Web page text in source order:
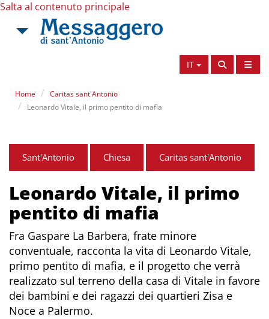
Salta al contenuto principale
IT
Home
Caritas sant'Antonio
Leonardo Vitale, il primo pentito di mafia
Sant'Antonio Chiesa Caritas sant'Antonio
Leonardo Vitale, il primo
pentito di mafia
Fra Gaspare La Barbera, frate minore
conventuale, racconta la vita di Leonardo Vitale,
primo pentito di mafia, e il progetto che verrà
realizzato sul terreno della casa di Vitale in favore
dei bambini e dei ragazzi dei quartieri Zisa e
Noce a Palermo.